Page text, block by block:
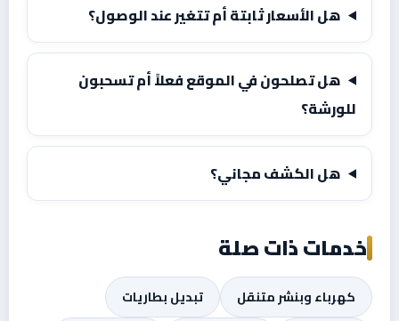
هل الأسعار ثابتة أم تتغير عند الوصول؟
هل تصلحون في الموقع فعلاً أم تسحبون
للورشة؟
هل الكشف مجاني؟
خدمات ذات صلة
كهرباء وبنشر متنقل
تبديل بطاريات